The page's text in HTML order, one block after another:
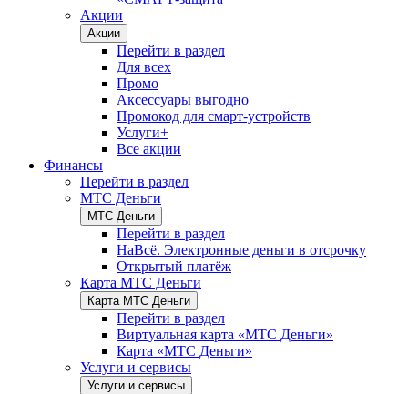
Акции
Акции
Перейти в раздел
Для всех
Промо
Аксессуары выгодно
Промокод для смарт-устройств
Услуги+
Все акции
Финансы
Перейти в раздел
МТС Деньги
МТС Деньги
Перейти в раздел
НаВсё. Электронные деньги в отсрочку
Открытый платёж
Карта МТС Деньги
Карта МТС Деньги
Перейти в раздел
Виртуальная карта «МТС Деньги»
Карта «МТС Деньги»
Услуги и сервисы
Услуги и сервисы